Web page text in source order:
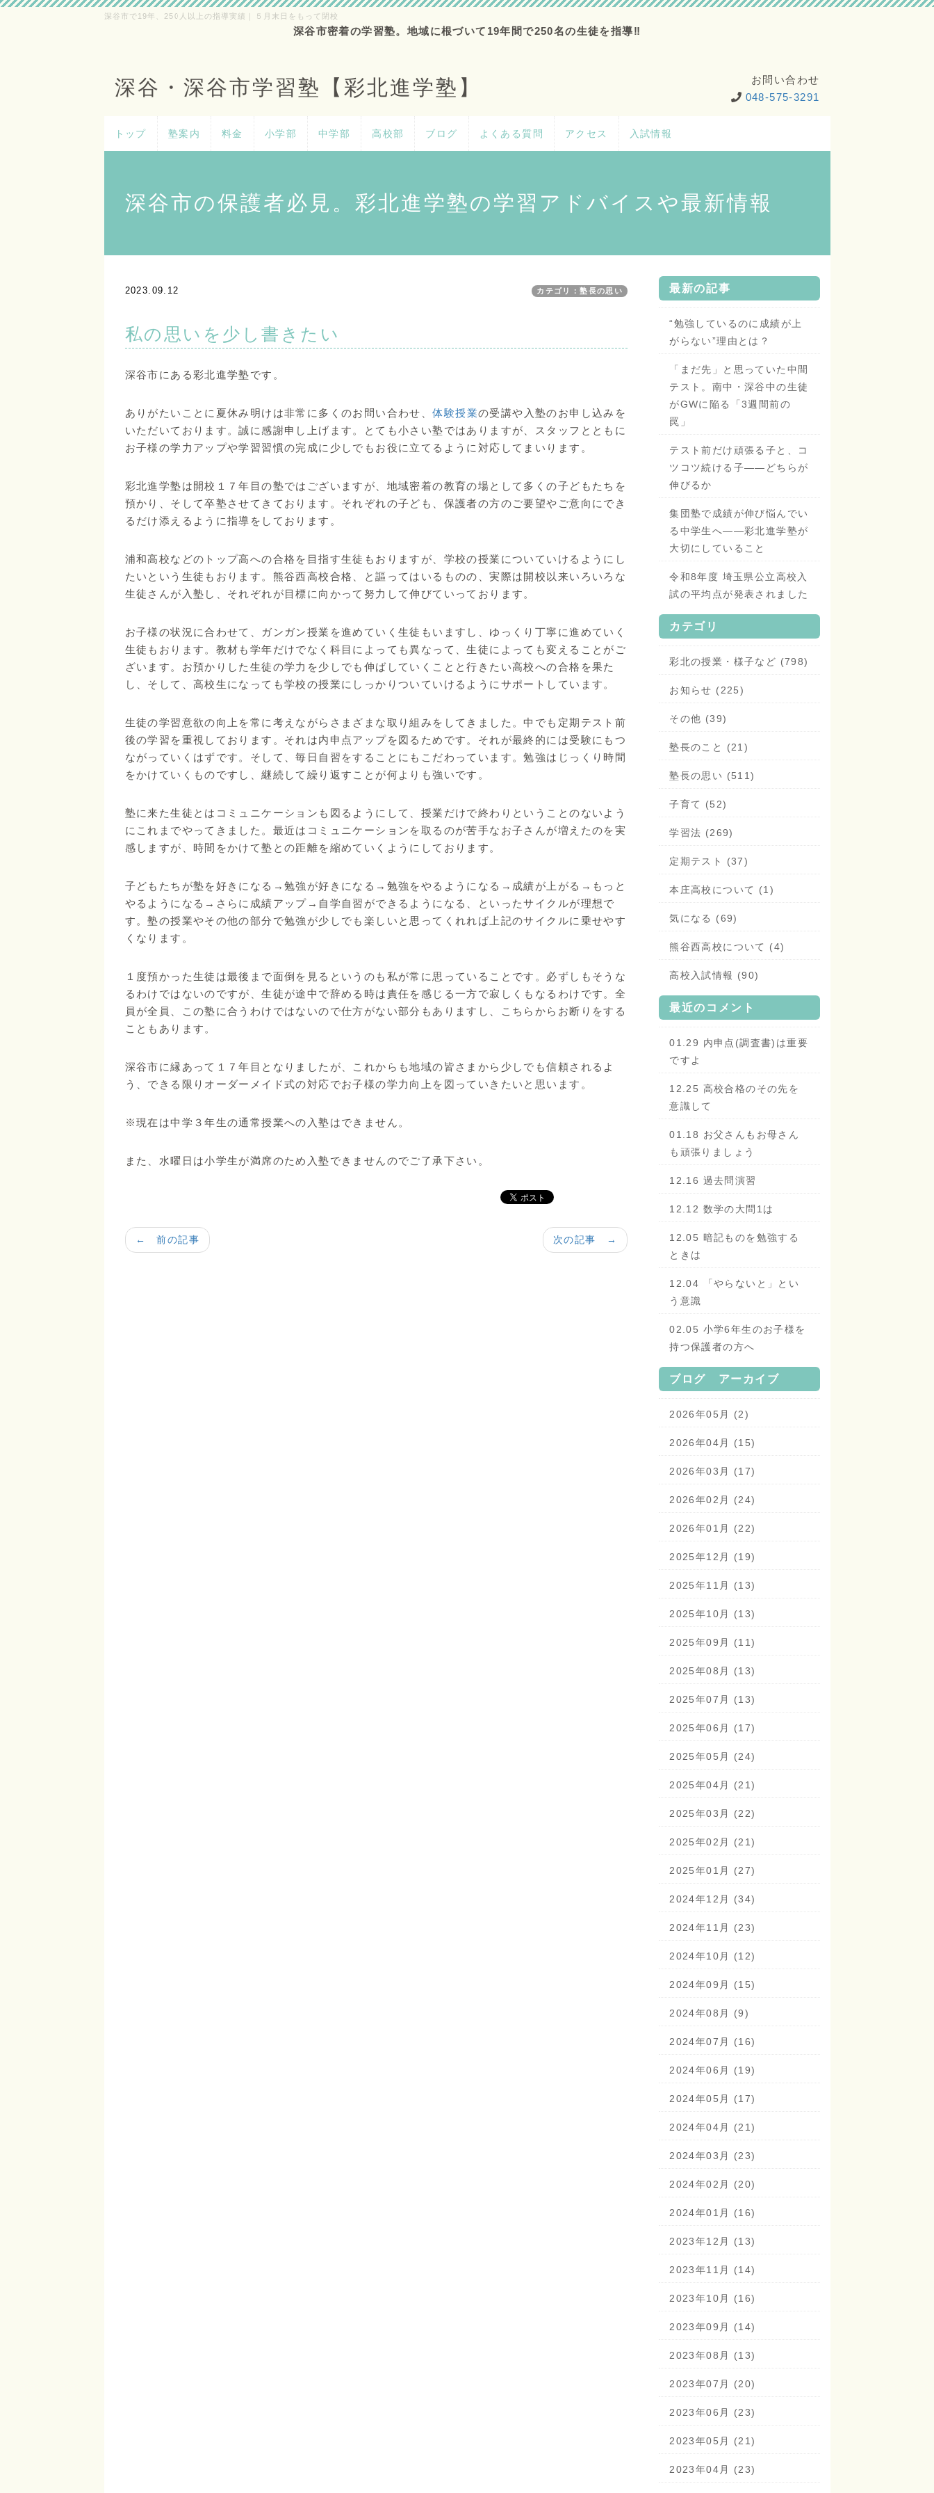
深谷市で19年、250人以上の指導実績｜５月末日をもって閉校
深谷市密着の学習塾。地域に根づいて19年間で250名の生徒を指導‼
深谷・深谷市学習塾【彩北進学塾】
お問い合わせ
048-575-3291
トップ 塾案内 料金 小学部 中学部 高校部 ブログ よくある質問 アクセス 入試情報
深谷市の保護者必見。彩北進学塾の学習アドバイスや最新情報
2023.09.12 カテゴリ：塾長の思い
私の思いを少し書きたい
深谷市にある彩北進学塾です。
ありがたいことに夏休み明けは非常に多くのお問い合わせ、体験授業の受講や入塾のお申し込みを
いただいております。誠に感謝申し上げます。とても小さい塾ではありますが、スタッフとともに
お子様の学力アップや学習習慣の完成に少しでもお役に立てるように対応してまいります。
彩北進学塾は開校１７年目の塾ではございますが、地域密着の教育の場として多くの子どもたちを
預かり、そして卒塾させてきております。それぞれの子ども、保護者の方のご要望やご意向にでき
るだけ添えるように指導をしております。
浦和高校などのトップ高への合格を目指す生徒もおりますが、学校の授業についていけるようにし
たいという生徒もおります。熊谷西高校合格、と謳ってはいるものの、実際は開校以来いろいろな
生徒さんが入塾し、それぞれが目標に向かって努力して伸びていっております。
お子様の状況に合わせて、ガンガン授業を進めていく生徒もいますし、ゆっくり丁寧に進めていく
生徒もおります。教材も学年だけでなく科目によっても異なって、生徒によっても変えることがご
ざいます。お預かりした生徒の学力を少しでも伸ばしていくことと行きたい高校への合格を果た
し、そして、高校生になっても学校の授業にしっかりついていけるようにサポートしています。
生徒の学習意欲の向上を常に考えながらさまざまな取り組みをしてきました。中でも定期テスト前
後の学習を重視しております。それは内申点アップを図るためです。それが最終的には受験にもつ
ながっていくはずです。そして、毎日自習をすることにもこだわっています。勉強はじっくり時間
をかけていくものですし、継続して繰り返すことが何よりも強いです。
塾に来た生徒とはコミュニケーションも図るようにして、授業だけで終わりということのないよう
にこれまでやってきました。最近はコミュニケーションを取るのが苦手なお子さんが増えたのを実
感しますが、時間をかけて塾との距離を縮めていくようにしております。
子どもたちが塾を好きになる→勉強が好きになる→勉強をやるようになる→成績が上がる→もっと
やるようになる→さらに成績アップ→自学自習ができるようになる、といったサイクルが理想で
す。塾の授業やその他の部分で勉強が少しでも楽しいと思ってくれれば上記のサイクルに乗せやす
くなります。
１度預かった生徒は最後まで面倒を見るというのも私が常に思っていることです。必ずしもそうな
るわけではないのですが、生徒が途中で辞める時は責任を感じる一方で寂しくもなるわけです。全
員が全員、この塾に合うわけではないので仕方がない部分もありますし、こちらからお断りをする
こともあります。
深谷市に縁あって１７年目となりましたが、これからも地域の皆さまから少しでも信頼されるよ
う、できる限りオーダーメイド式の対応でお子様の学力向上を図っていきたいと思います。
※現在は中学３年生の通常授業への入塾はできません。
また、水曜日は小学生が満席のため入塾できませんのでご了承下さい。
次の記事 →
← 前の記事
最新の記事
“勉強しているのに成績が上
がらない”理由とは？
「まだ先」と思っていた中間
テスト。南中・深谷中の生徒
がGWに陥る「3週間前の
罠」
テスト前だけ頑張る子と、コ
ツコツ続ける子——どちらが
伸びるか
集団塾で成績が伸び悩んでい
る中学生へ——彩北進学塾が
大切にしていること
令和8年度 埼玉県公立高校入
試の平均点が発表されました
カテゴリ
彩北の授業・様子など (798)
お知らせ (225)
その他 (39)
塾長のこと (21)
塾長の思い (511)
子育て (52)
学習法 (269)
定期テスト (37)
本庄高校について (1)
気になる (69)
熊谷西高校について (4)
高校入試情報 (90)
最近のコメント
01.29 内申点(調査書)は重要
ですよ
12.25 高校合格のその先を
意識して
01.18 お父さんもお母さん
も頑張りましょう
12.16 過去問演習
12.12 数学の大問1は
12.05 暗記ものを勉強する
ときは
12.04 「やらないと」とい
う意識
02.05 小学6年生のお子様を
持つ保護者の方へ
ブログ アーカイブ
2026年05月 (2)
2026年04月 (15)
2026年03月 (17)
2026年02月 (24)
2026年01月 (22)
2025年12月 (19)
2025年11月 (13)
2025年10月 (13)
2025年09月 (11)
2025年08月 (13)
2025年07月 (13)
2025年06月 (17)
2025年05月 (24)
2025年04月 (21)
2025年03月 (22)
2025年02月 (21)
2025年01月 (27)
2024年12月 (34)
2024年11月 (23)
2024年10月 (12)
2024年09月 (15)
2024年08月 (9)
2024年07月 (16)
2024年06月 (19)
2024年05月 (17)
2024年04月 (21)
2024年03月 (23)
2024年02月 (20)
2024年01月 (16)
2023年12月 (13)
2023年11月 (14)
2023年10月 (16)
2023年09月 (14)
2023年08月 (13)
2023年07月 (20)
2023年06月 (23)
2023年05月 (21)
2023年04月 (23)